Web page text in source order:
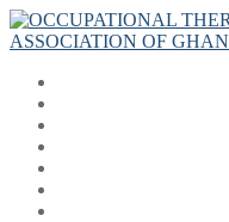
Skip
to
Menu
Close